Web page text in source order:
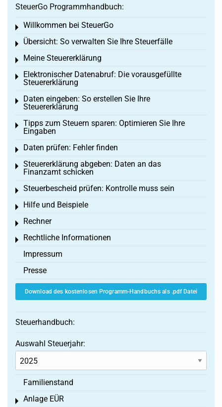
SteuerGo Programmhandbuch:
Willkommen bei SteuerGo
Toggle menu
Übersicht: So verwalten Sie Ihre Steuerfälle
Toggle menu
Meine Steuererklärung
Toggle menu
Elektronischer Datenabruf: Die vorausgefüllte
Steuererklärung
Toggle menu
Daten eingeben: So erstellen Sie Ihre
Steuererklärung
Toggle menu
Tipps zum Steuern sparen: Optimieren Sie Ihre
Eingaben
Toggle menu
Daten prüfen: Fehler finden
Toggle menu
Steuererklärung abgeben: Daten an das
Finanzamt schicken
Toggle menu
Steuerbescheid prüfen: Kontrolle muss sein
Toggle menu
Hilfe und Beispiele
Toggle menu
Rechner
Toggle menu
Rechtliche Informationen
Toggle menu
Impressum
Presse
Download des kostenlosen Programm-Handbuchs als .pdf Datei
Steuerhandbuch:
Auswahl Steuerjahr:
Familienstand
Anlage EÜR
Toggle menu